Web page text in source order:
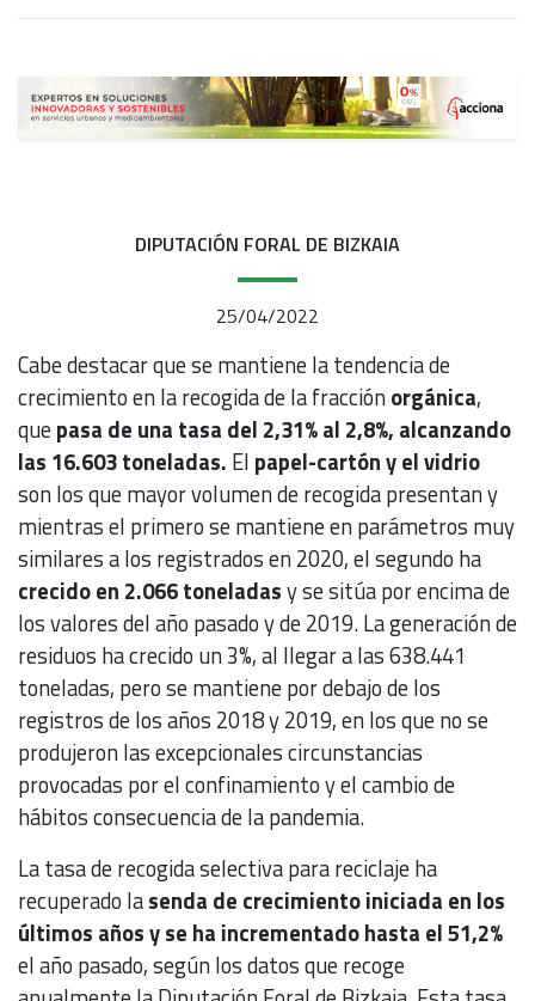
DIPUTACIÓN FORAL DE BIZKAIA
25/04/2022
Cabe destacar que se mantiene la tendencia de
crecimiento en la recogida de la fracciónorgánica,
quepasa de una tasa del 2,31% al 2,8%, alcanzando
las 16.603 toneladas. El papel-cartón y el vidrio
son los que mayor volumen de recogida presentan y
mientras el primero se mantiene en parámetros muy
similares a los registrados en 2020, el segundo ha
crecido en 2.066 toneladasy se sitúa por encima de
los valores del año pasado y de 2019. La generación de
residuos ha crecido un 3%, al llegar a las 638.441
toneladas, pero se mantiene por debajo de los
registros de los años 2018 y 2019, en los que no se
produjeron las excepcionales circunstancias
provocadas por el confinamiento y el cambio de
hábitos consecuencia de la pandemia.
La tasa de recogida selectiva para reciclaje ha
recuperado lasenda de crecimiento iniciada en los
últimos años y se ha incrementado hasta el 51,2%
el año pasado, según los datos que recoge